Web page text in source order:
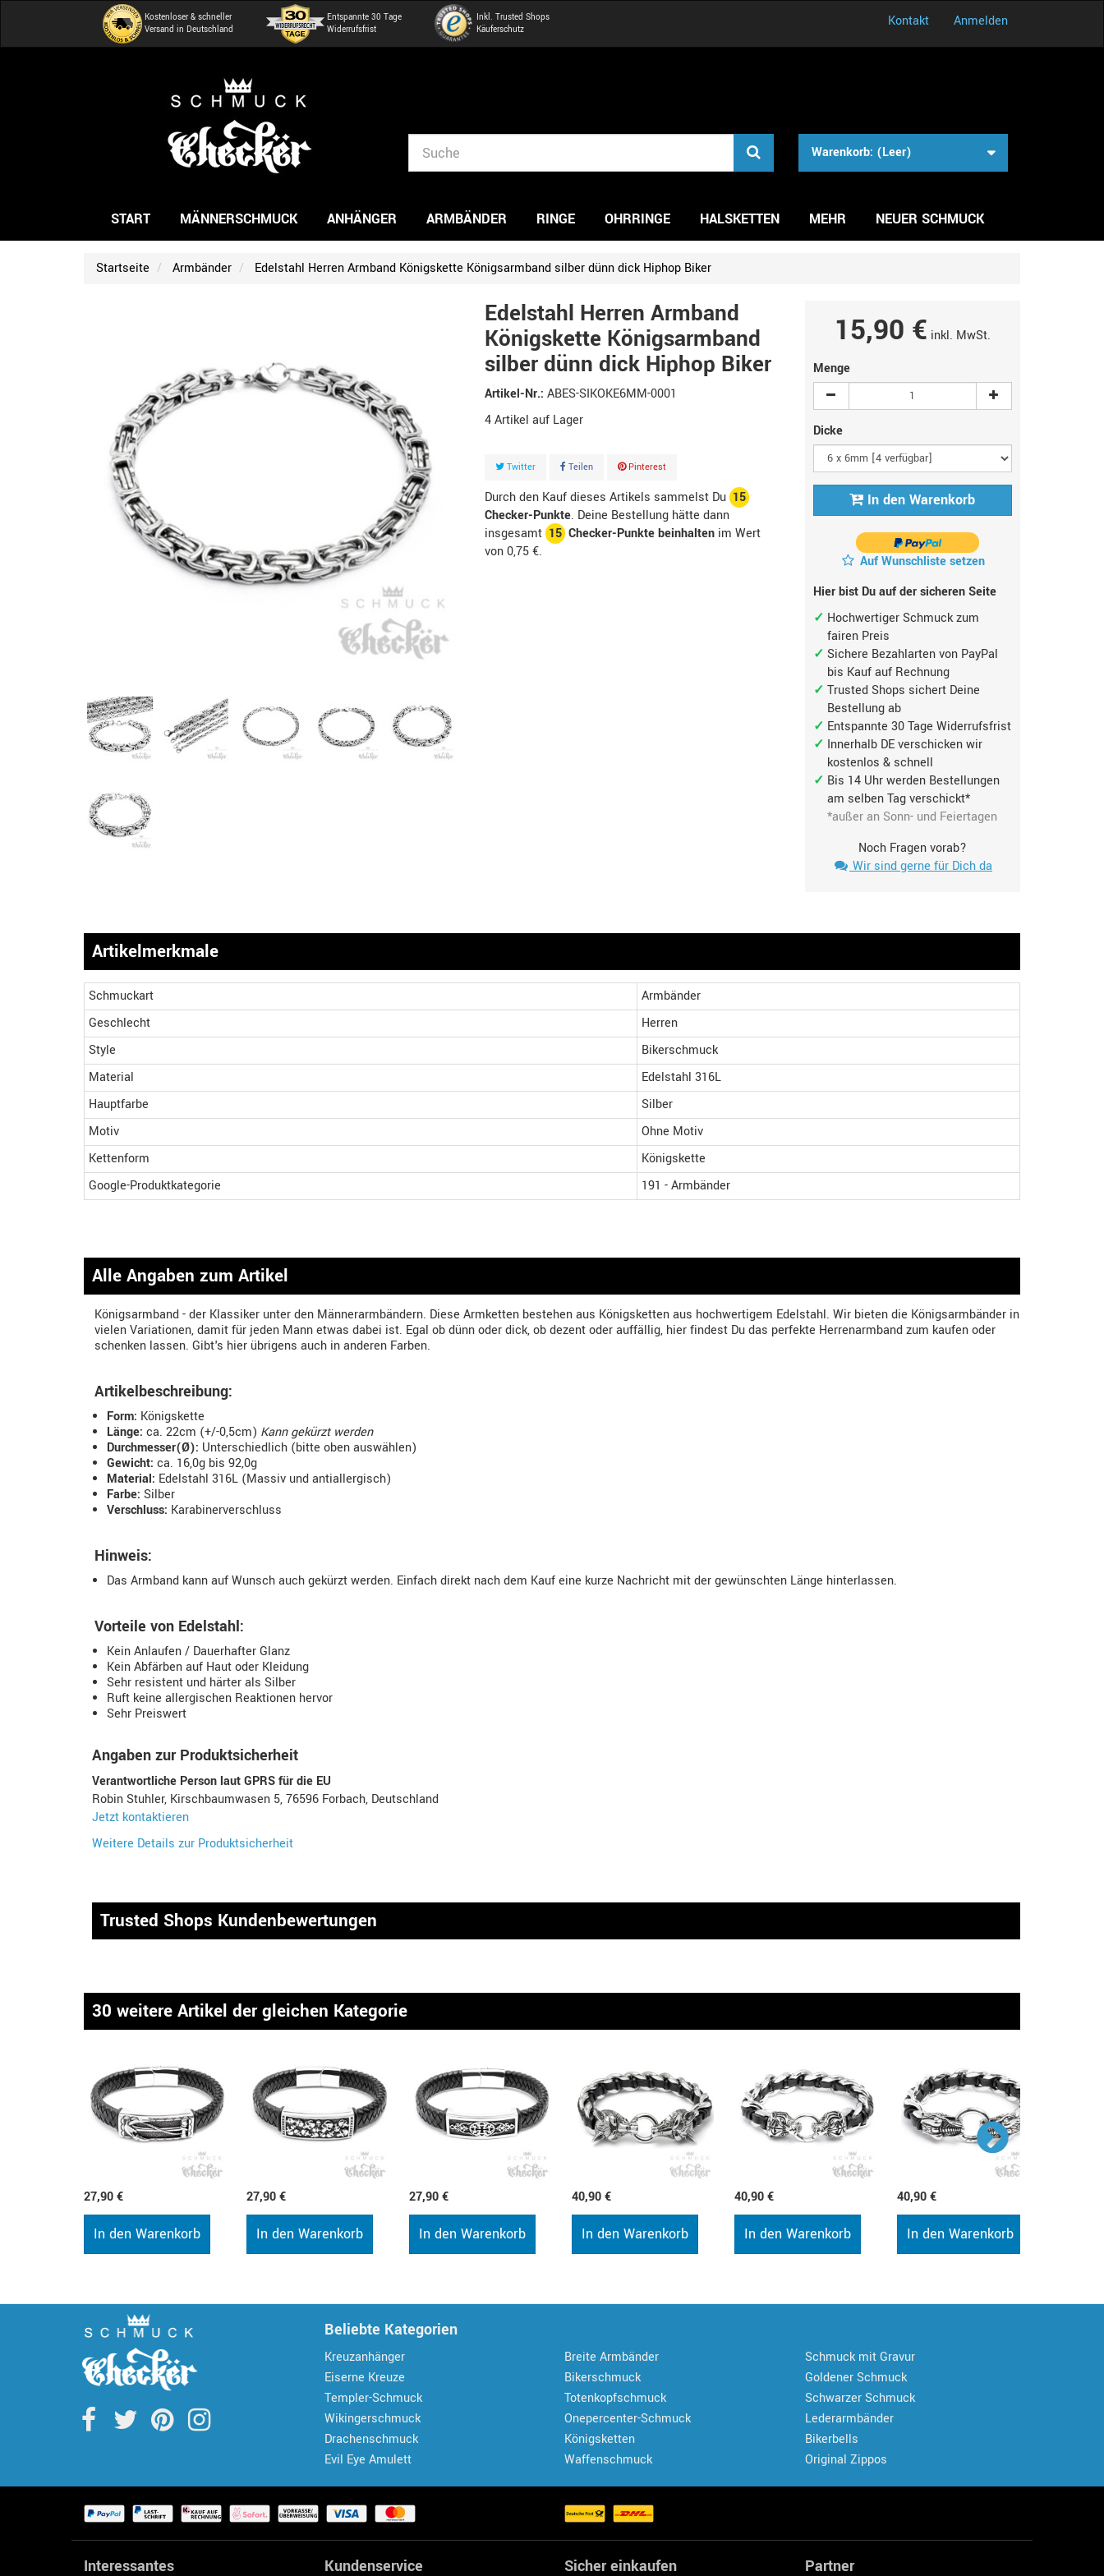
Kontakt Anmelden
Warenkorb: (Leer)
Kostenloser & schneller
Versand in Deutschland
Entspannte 30 Tage
Widerrufsfrist
Inkl. Trusted Shops
Käuferschutz
START MÄNNERSCHMUCK ANHÄNGER ARMBÄNDER RINGE OHRRINGE HALSKETTEN MEHR NEUER SCHMUCK
Startseite Armbänder Edelstahl Herren Armband Königskette Königsarmband silber dünn dick Hiphop Biker
Edelstahl Herren Armband
Königskette Königsarmband
silber dünn dick Hiphop Biker
Artikel-Nr.: ABES-SIKOKE6MM-0001
4 Artikel
Twitter Teilen Pinterest
Durch den Kauf dieses Artikels sammelst Du 15
Checker-Punkte. Deine Bestellung hätte dann
insgesamt 15Checker-Punkte beinhaltenim Wert
von0,75 €.
15,90 € inkl. MwSt.
Menge
Dicke
In den Warenkorb
Auf Wunschliste setzen
Hier bist Du auf der sicheren Seite
Hochwertiger Schmuck zum
fairen Preis
Sichere Bezahlarten von PayPal
bis Kauf auf Rechnung
Trusted Shops sichert Deine
Bestellung ab
Entspannte 30 Tage Widerrufsfrist
Innerhalb DE verschicken wir
kostenlos & schnell
Bis 14 Uhr werden Bestellungen
am selben Tag verschickt*
*außer an Sonn- und Feiertagen
Noch Fragen vorab?
Wir sind gerne für Dich da
Artikelmerkmale
Schmuckart
Armbänder
Geschlecht
Herren
Style
Bikerschmuck
Material
Edelstahl 316L
Hauptfarbe
Silber
Motiv
Ohne Motiv
Kettenform
Königskette
Google-Produktkategorie
191 - Armbänder
Alle Angaben zum Artikel
Königsarmband - der Klassiker unter den Männerarmbändern. Diese Armketten bestehen aus Königsketten aus hochwertigem Edelstahl. Wir bieten die Königsarmbänder in
vielen Variationen, damit für jeden Mann etwas dabei ist. Egal ob dünn oder dick, ob dezent oder auffällig, hier findest Du das perfekte Herrenarmband zum kaufen oder
schenken lassen. Gibt's hier übrigens auch in anderen Farben.
Artikelbeschreibung:
Form: Königskette
Länge: ca. 22cm (+/-0,5cm) Kann gekürzt werden
Durchmesser(Ø): Unterschiedlich (bitte oben auswählen)
Gewicht: ca. 16,0g bis 92,0g
Material: Edelstahl 316L (Massiv und antiallergisch)
Farbe: Silber
Verschluss: Karabinerverschluss
Hinweis:
Das Armband kann auf Wunsch auch gekürzt werden. Einfach direkt nach dem Kauf eine kurze Nachricht mit der gewünschten Länge hinterlassen.
Vorteile von Edelstahl:
Kein Anlaufen / Dauerhafter Glanz
Kein Abfärben auf Haut oder Kleidung
Sehr resistent und härter als Silber
Ruft keine allergischen Reaktionen hervor
Sehr Preiswert
Angaben zur Produktsicherheit
Verantwortliche Person laut GPRS für die EU
Robin Stuhler, Kirschbaumwasen 5, 76596 Forbach, Deutschland
Jetzt kontaktieren
Weitere Details zur Produktsicherheit
Trusted Shops Kundenbewertungen
30 weitere Artikel der gleichen Kategorie
27,90 €
In den Warenkorb
27,90 €
In den Warenkorb
27,90 €
In den Warenkorb
40,90 €
In den Warenkorb
40,90 €
In den Warenkorb
40,90 €
In den Warenkorb
Beliebte Kategorien
Kreuzanhänger
Eiserne Kreuze
Templer-Schmuck
Wikingerschmuck
Drachenschmuck
Evil Eye Amulett
Breite Armbänder
Bikerschmuck
Totenkopfschmuck
Onepercenter-Schmuck
Königsketten
Waffenschmuck
Schmuck mit Gravur
Goldener Schmuck
Schwarzer Schmuck
Lederarmbänder
Bikerbells
Original Zippos
Interessantes Kundenservice Sicher einkaufen Partner